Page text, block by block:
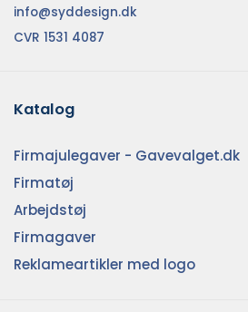
info@syddesign.dk
CVR 1531 4087
Katalog
Firmajulegaver - Gavevalget.dk
Firmatøj
Arbejdstøj
Firmagaver
Reklameartikler med logo